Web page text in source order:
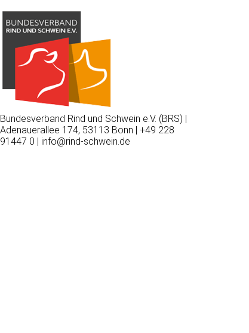
Bundesverband Rind und Schwein e.V. (BRS) |
Adenauerallee 174, 53113 Bonn | +49 228
91447 0 | info@rind-schwein.de